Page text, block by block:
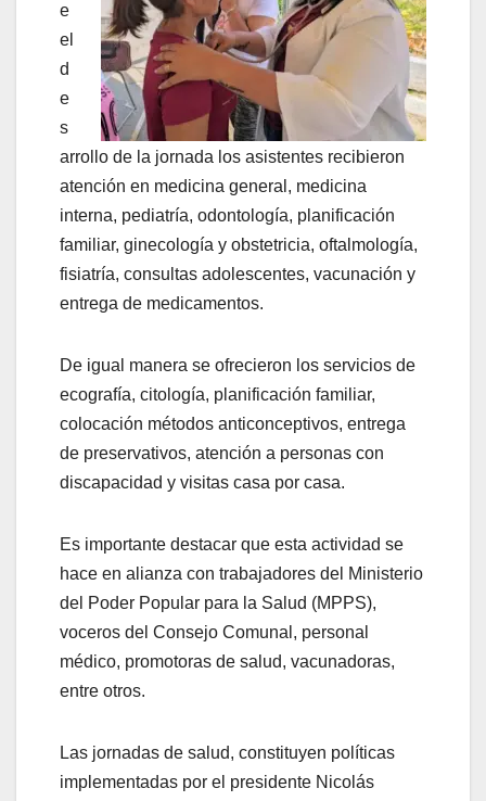
e
el
d
e
s
arrollo de la jornada los asistentes recibieron
atención en medicina general, medicina
interna, pediatría, odontología, planificación
familiar, ginecología y obstetricia, oftalmología,
fisiatría, consultas adolescentes, vacunación y
entrega de medicamentos.
De igual manera se ofrecieron los servicios de
ecografía, citología, planificación familiar,
colocación métodos anticonceptivos, entrega
de preservativos, atención a personas con
discapacidad y visitas casa por casa.
Es importante destacar que esta actividad se
hace en alianza con trabajadores del Ministerio
del Poder Popular para la Salud (MPPS),
voceros del Consejo Comunal, personal
médico, promotoras de salud, vacunadoras,
entre otros.
Las jornadas de salud, constituyen políticas
implementadas por el presidente Nicolás